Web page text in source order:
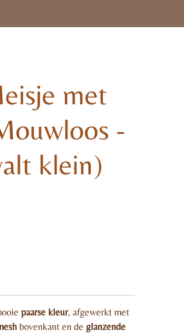
met
-
klein)
paarse kleur, afgewerkt met
bovenkant en de glanzende